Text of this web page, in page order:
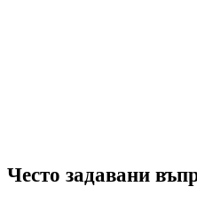
Често задавани